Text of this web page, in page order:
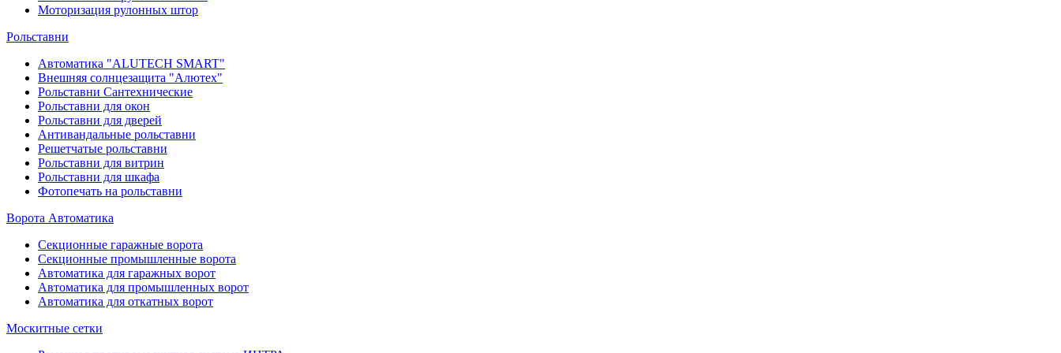
Моторизация рулонных штор
Рольставни
Автоматика "ALUTECH SMART"
Внешняя солнцезащита "Алютех"
Рольставни Сантехнические
Рольставни для окон
Рольставни для дверей
Антивандальные рольставни
Решетчатые рольставни
Рольставни для витрин
Рольставни для шкафа
Фотопечать на рольставни
Ворота Автоматика
Секционные гаражные ворота
Секционные промышленные ворота
Автоматика для гаражных ворот
Автоматика для промышленных ворот
Автоматика для откатных ворот
Москитные сетки